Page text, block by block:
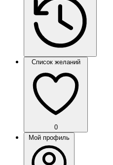
Список желаний
0
Мой профиль